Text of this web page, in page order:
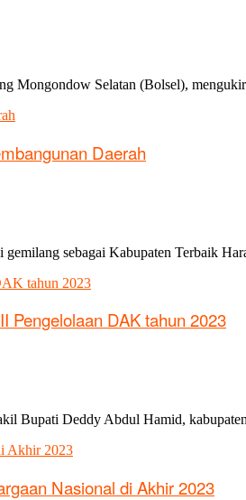
Selatan (Bolsel),
Daerah
sebagai Kabupaten Terbaik
Pengelolaan DAK tahun 2023
Bupati Deddy Abdul Hamid,
Nasional di Akhir 2023